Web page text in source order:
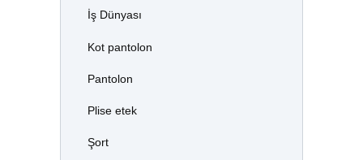
İş Dünyası
Kot pantolon
Pantolon
Plise etek
Şort